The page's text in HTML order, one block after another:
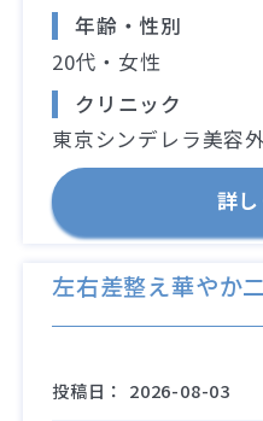
年齢・性別
20代・女性
クリニック
東京シンデレラ美容
詳
左右差整え華やか
投稿日： 2026-08-03